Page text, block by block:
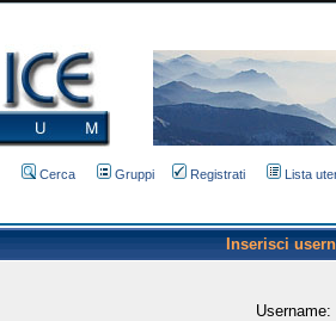
Cerca Gruppi Registrati Lista
Inserisci
Username: